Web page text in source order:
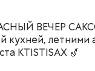
ВЕЧЕР
кухней,
KTISTISAX 🎷